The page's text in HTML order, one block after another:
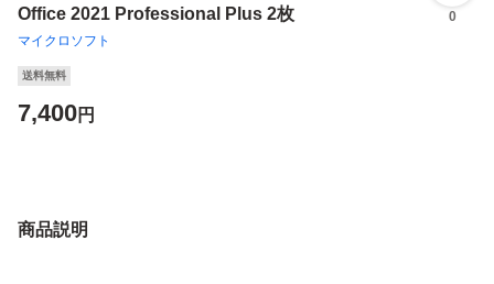
Office 2021 Professional Plus 2枚
マイクロソフト
0
送料無料
7,400円
商品説明